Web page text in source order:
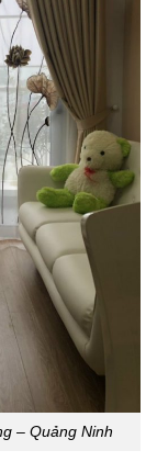
– Quảng Ninh